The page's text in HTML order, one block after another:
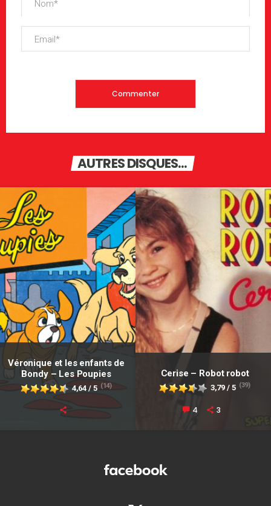
AUTRES DISQUES...
Véronique et les enfants de
Bondy – Les Poupies
4,64 / 5 (14)
Cerise – Robot robot
3,79 / 5 (39)
4 3